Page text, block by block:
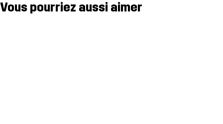
Vous pourriez aussi aimer